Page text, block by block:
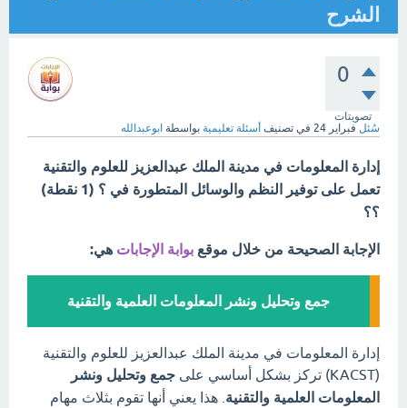
الشرح
0
تصويتات
سُئل فبراير 24 في تصنيف أسئلة تعليمية بواسطة ابوعبدالله
إدارة المعلومات في مدينة الملك عبدالعزيز للعلوم والتقنية
تعمل على توفير النظم والوسائل المتطورة في ؟ (1 نقطة)
؟؟
الإجابة الصحيحة من خلال موقع بوابة الإجابات هي:
جمع وتحليل ونشر المعلومات العلمية والتقنية
إدارة المعلومات في مدينة الملك عبدالعزيز للعلوم والتقنية
(KACST) تركز بشكل أساسي على
جمع وتحليل ونشر
المعلومات العلمية والتقنية . هذا يعني أنها تقوم بثلاث مهام